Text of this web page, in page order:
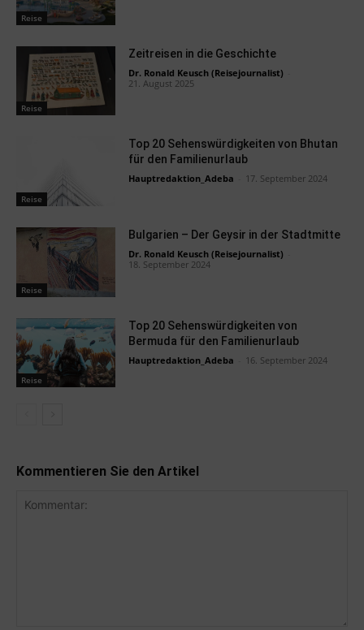
Reise
Reise
Zeitreisen in die Geschichte
Dr. Ronald Keusch (Reisejournalist)
21. August 2025
Reise
Top 20 Sehenswürdigkeiten von Bhutan
für den Familienurlaub
Hauptredaktion_Adeba 17. September 2024
Reise
Bulgarien – Der Geysir in der Stadtmitte
Dr. Ronald Keusch (Reisejournalist)
18. September 2024
Reise
Top 20 Sehenswürdigkeiten von
Bermuda für den Familienurlaub
Hauptredaktion_Adeba 16. September 2024
Kommentieren Sie den Artikel